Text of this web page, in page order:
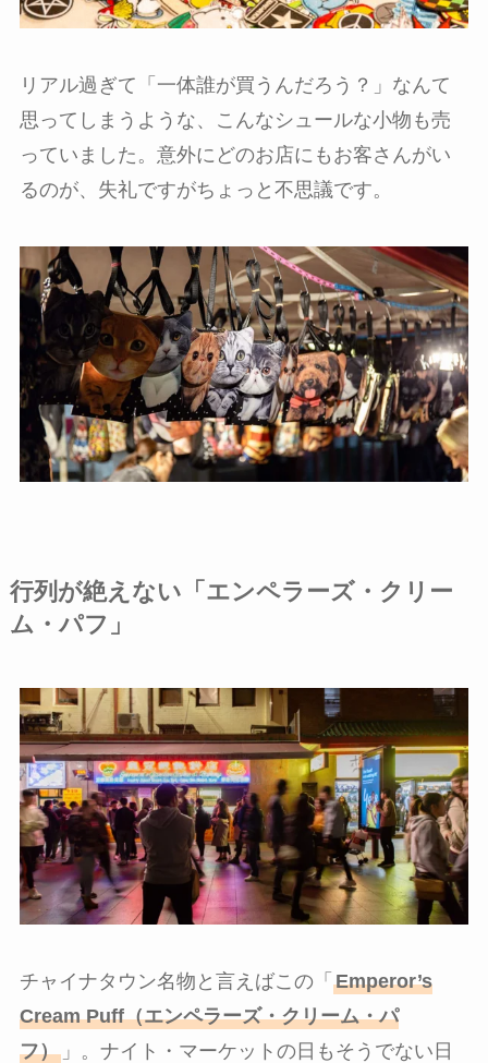
リアル過ぎて「一体誰が買うんだろう？」なんて
思ってしまうような、こんなシュールな小物も売
っていました。意外にどのお店にもお客さんがい
るのが、失礼ですがちょっと不思議です。
行列が絶えない「エンペラーズ・クリー
ム・パフ」
チャイナタウン名物と言えばこの「 Emperor’s
Cream Puff（エンペラーズ・クリーム・パ
フ）」。ナイト・マーケットの日もそうでない日